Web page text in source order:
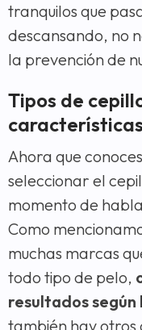
tranquilos que
descansando, no
la prevención de
Tipos de
características
Ahora que
seleccionar el
momento de
Como
muchas marcas
todo tipo de pelo,
resultados según
también hay otros